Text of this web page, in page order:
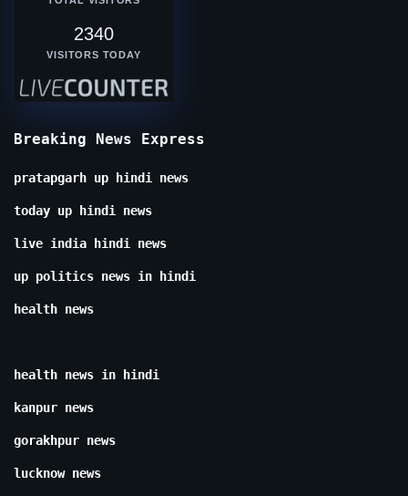
2340
VISITORS TODAY
Breaking News Express
pratapgarh up hindi news
today up hindi news
live india hindi news
up politics news in hindi
health news
health news in hindi
kanpur news
gorakhpur news
lucknow news